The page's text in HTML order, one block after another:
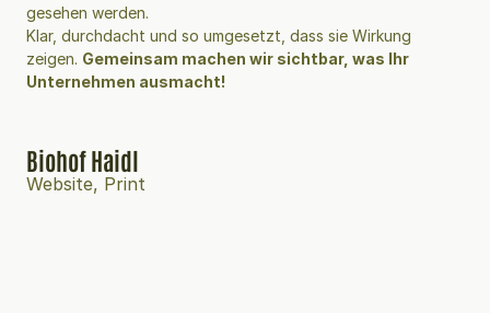
gesehen werden.
Klar, durchdacht und so umgesetzt, dass sie Wirkung
zeigen. Gemeinsam machen wir sichtbar, was Ihr
Unternehmen ausmacht!
Biohof Haidl
Website, Print